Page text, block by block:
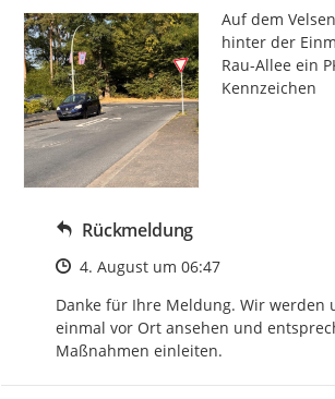
Auf dem
hinter der
Rau-Allee ein
Kennzeichen
Rückmeldung
Zeitpunkt des Erstellens
4. August um 06:47
Danke für Ihre Meldung. Wir werden
einmal vor Ort ansehen und
Maßnahmen einleiten.